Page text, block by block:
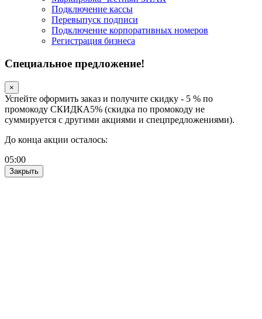
Подключение кассы
Перевыпуск подписи
Подключение корпоративных номеров
Регистрация бизнеса
Специальное предложение!
×
Успейте оформить заказ и получите скидку - 5 % по
промокоду СКИДКА5% (скидка по промокоду не
суммируется с другими акциями и спецпредложениями).
До конца акции осталось:
05:00
Закрыть